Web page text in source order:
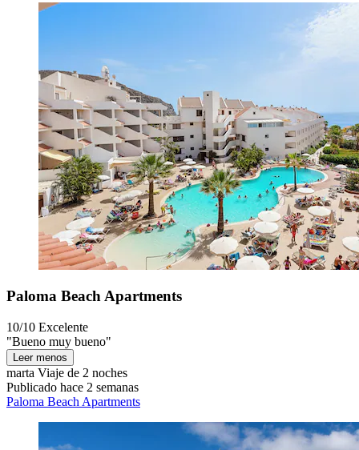
Paloma Beach Apartments
10/10 Excelente
"Bueno muy bueno"
Leer menos
marta Viaje de 2 noches
Publicado hace 2 semanas
Paloma Beach Apartments